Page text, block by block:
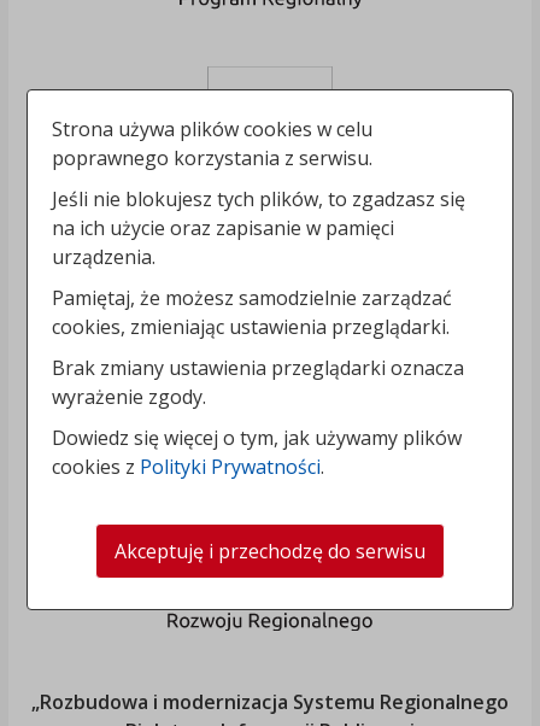
„Rozbudowa i modernizacja Systemu Regionalnego
Strona używa plików cookies w celu
poprawnego korzystania z serwisu.
Jeśli nie blokujesz tych plików, to zgadzasz się
na ich użycie oraz zapisanie w pamięci
urządzenia.
Pamiętaj, że możesz samodzielnie zarządzać
cookies, zmieniając ustawienia przeglądarki.
Brak zmiany ustawienia przeglądarki oznacza
wyrażenie zgody.
Dowiedz się więcej o tym, jak używamy plików
cookies z Polityki Prywatności.
Akceptuję i przechodzę do serwisu